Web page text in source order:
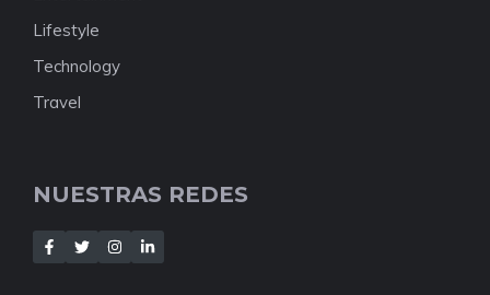
Lifestyle
Technology
Travel
NUESTRAS REDES